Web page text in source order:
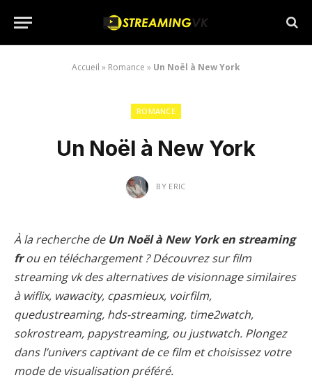
Accueil » Romance » Un Noël à New York
ROMANCE
Un Noël à New York
BY ERIC
À la recherche de Un Noël à New York en streaming
frou en téléchargement ? Découvrez sur film
streaming vk des alternatives de visionnage similaires
à wiflix, wawacity, cpasmieux, voirfilm,
quedustreaming, hds-streaming, time2watch,
sokrostream, papystreaming, ou justwatch. Plongez
dans l’univers captivant de ce film et choisissez votre
mode de visualisation préféré.